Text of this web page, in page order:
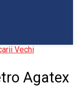
Vechi
Agatex